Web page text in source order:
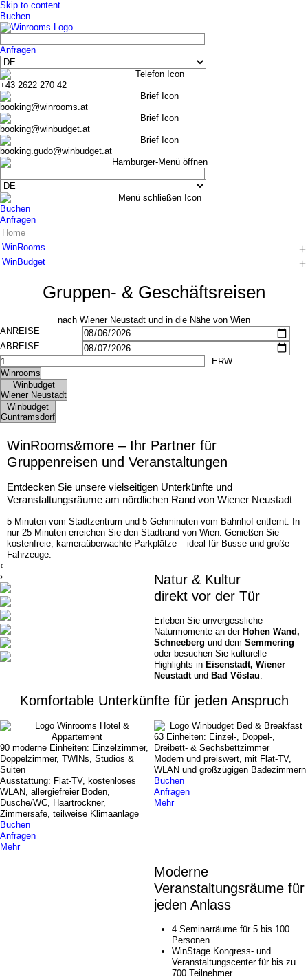
Skip to content
Buchen
Anfragen
+43 2622 270 42
booking@winrooms.at
booking@winbudget.at
booking.gudo@winbudget.at
Buchen
Anfragen
Home
WinRooms
Hotel
Frühstück
Bildergalerie
Seminare
Gruppen & Geschäftsreisende
Angebote
Kontakt
Jobs
WinBudget
Zimmer Wiener Neustadt
Zimmer Guntramsdorf
Frühstück
Impressionen
Seminare
Teambuilding
Angebote
Kontakt
Jobs
Gruppen- & Geschäfts­reisen
nach Wiener Neustadt und in die Nähe von Wien
WinRooms&more – Ihr Partner für
Gruppenreisen und Veranstaltungen
Entdecken Sie unsere vielseitigen Unterkünfte und
Veranstaltungsräume am nördlichen Rand von Wiener Neustadt
5 Minuten vom Stadtzentrum und 5 Gehminuten vom Bahnhof entfernt. In
nur 25 Minuten erreichen Sie den Stadtrand von Wien. Genießen Sie
kostenfreie, kameraüberwachte Parkplätze – ideal für Busse und große
Fahrzeuge.
‹
›
Natur & Kultur
direkt vor der Tür
Erleben Sie unvergessliche
Naturmomente an der Hohen Wand,
Schneeberg und dem Semmering
oder besuchen Sie kulturelle
Highlights in Eisenstadt, Wiener
Neustadtund Bad Vöslau.
Komfortable Unterkünfte für jeden Anspruch
90 moderne Einheiten: Einzelzimmer,
Doppelzimmer, TWINs, Studios &
Suiten
Ausstattung: Flat-TV, kostenloses
WLAN, allergiefreier Boden,
Dusche/WC, Haartrockner,
Zimmersafe, teilweise Klimaanlage
Buchen
Anfragen
Mehr
63 Einheiten: Einzel-, Doppel-,
Dreibett- & Sechsbettzimmer
Modern und preiswert, mit Flat-TV,
WLAN und großzügigen Badezimmern
Buchen
Anfragen
Mehr
Moderne
Veranstaltungsräume für
jeden Anlass
4 Seminarräume für 5 bis 100
Personen
WinStage Kongress- und
Veranstaltungscenter für bis zu
700 Teilnehmer